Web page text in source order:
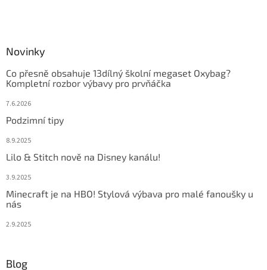
Novinky
Co přesně obsahuje 13dílný školní megaset Oxybag?
Kompletní rozbor výbavy pro prvňáčka
7.6.2026
Podzimní tipy
8.9.2025
Lilo & Stitch nově na Disney kanálu!
3.9.2025
Minecraft je na HBO! Stylová výbava pro malé fanoušky u
nás
2.9.2025
Blog